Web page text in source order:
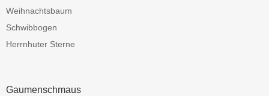
Weihnachtsbaum
Schwibbogen
Herrnhuter Sterne
Gaumenschmaus